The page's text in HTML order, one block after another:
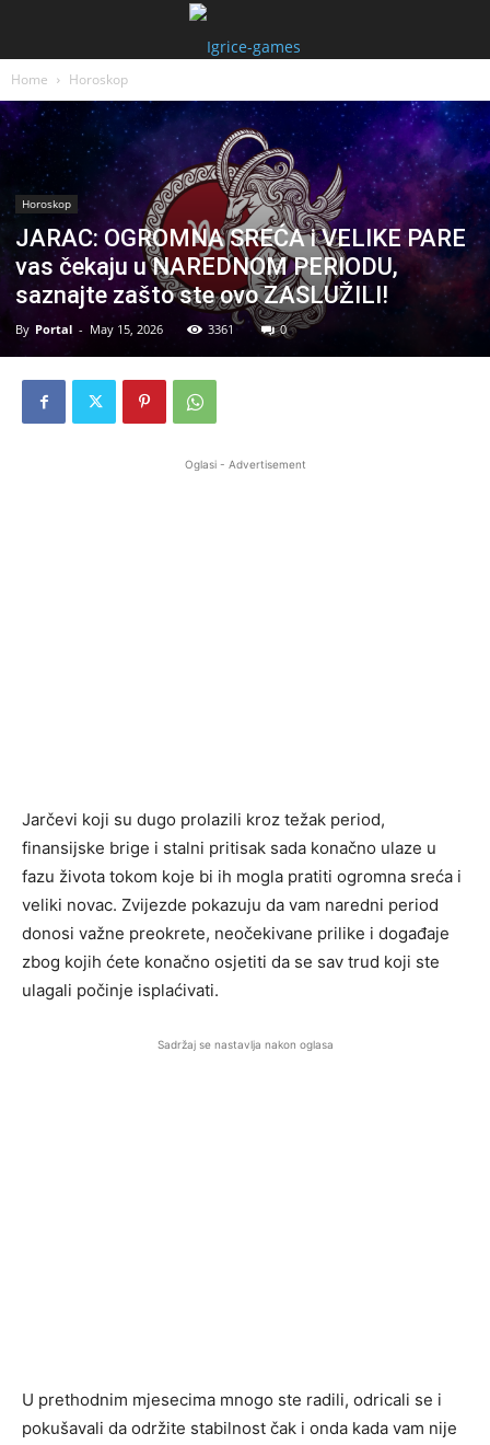
Home Horoskop
Horoskop
JARAC: OGROMNA SREĆA i VELIKE PARE
vas čekaju u NAREDNOM PERIODU,
saznajte zašto ste ovo ZASLUŽILI!
By Portal - May 15, 2026 3361 0
Oglasi - Advertisement
Jarčevi koji su dugo prolazili kroz težak period,
finansijske brige i stalni pritisak sada konačno ulaze u
fazu života tokom koje bi ih mogla pratiti ogromna sreća i
veliki novac. Zvijezde pokazuju da vam naredni period
donosi važne preokrete, neočekivane prilike i događaje
zbog kojih ćete konačno osjetiti da se sav trud koji ste
ulagali počinje isplaćivati.
Sadržaj se nastavlja nakon oglasa
U prethodnim mjesecima mnogo ste radili, odricali se i
pokušavali da održite stabilnost čak i onda kada vam nije